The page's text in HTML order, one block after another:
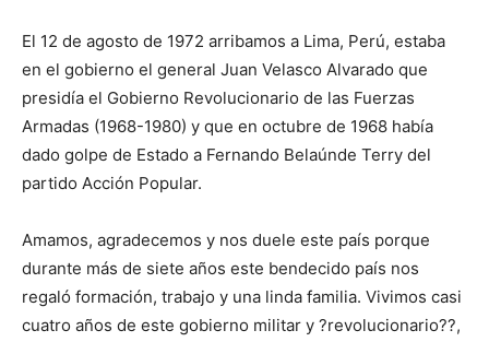
El 12 de agosto de 1972 arribamos a Lima, Perú, estaba
en el gobierno el general Juan Velasco Alvarado que
presidía el Gobierno Revolucionario de las Fuerzas
Armadas (1968-1980) y que en octubre de 1968 había
dado golpe de Estado a Fernando Belaúnde Terry del
partido Acción Popular.
Amamos, agradecemos y nos duele este país porque
durante más de siete años este bendecido país nos
regaló formación, trabajo y una linda familia. Vivimos casi
cuatro años de este gobierno militar y ?revolucionario??,